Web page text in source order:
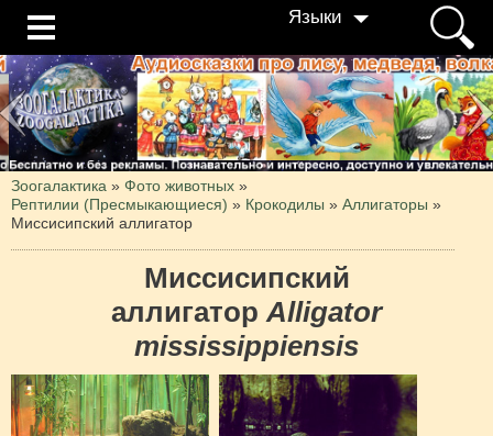
Языки
Зоогалактика » Фото животных »
Рептилии (Пресмыкающиеся) » Крокодилы » Аллигаторы »
Миссисипский аллигатор
Миссисипский
аллигатор Alligator
mississippiensis